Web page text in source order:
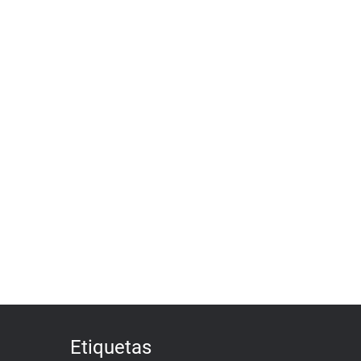
Etiquetas